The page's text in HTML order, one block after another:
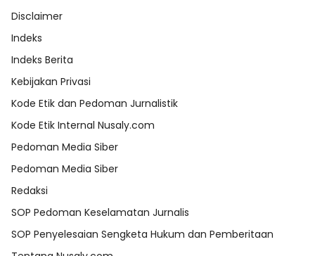
Disclaimer
Indeks
Indeks Berita
Kebijakan Privasi
Kode Etik dan Pedoman Jurnalistik
Kode Etik Internal Nusaly.com
Pedoman Media Siber
Pedoman Media Siber
Redaksi
SOP Pedoman Keselamatan Jurnalis
SOP Penyelesaian Sengketa Hukum dan Pemberitaan